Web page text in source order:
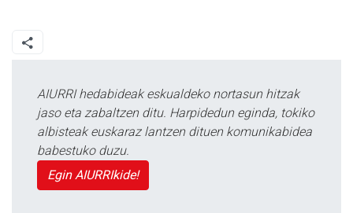
AIURRI hedabideak eskualdeko nortasun hitzak
jaso eta zabaltzen ditu. Harpidedun eginda, tokiko
albisteak euskaraz lantzen dituen komunikabidea
babestuko duzu.
Egin AIURRIkide!